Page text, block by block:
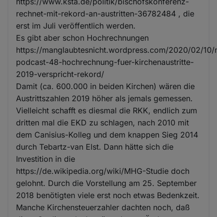
rechnet-mit-rekord-an-austritten-36782484 , die
erst im Juli veröffentlich werden.
Es gibt aber schon Hochrechnungen
https://manglaubtesnicht.wordpress.com/2020/02/10/
podcast-48-hochrechnung-fuer-kirchenaustritte-
2019-verspricht-rekord/
Damit (ca. 600.000 in beiden Kirchen) wären die
Austrittszahlen 2019 höher als jemals gemessen.
Vielleicht schafft es diesmal die RKK, endlich zum
dritten mal die EKD zu schlagen, nach 2010 mit
dem Canisius-Kolleg und dem knappen Sieg 2014
durch Tebartz-van Elst. Dann hätte sich die
Investition in die
https://de.wikipedia.org/wiki/MHG-Studie doch
gelohnt. Durch die Vorstellung am 25. September
2018 benötigten viele erst noch etwas Bedenkzeit.
Manche Kirchensteuerzahler dachten noch, daß